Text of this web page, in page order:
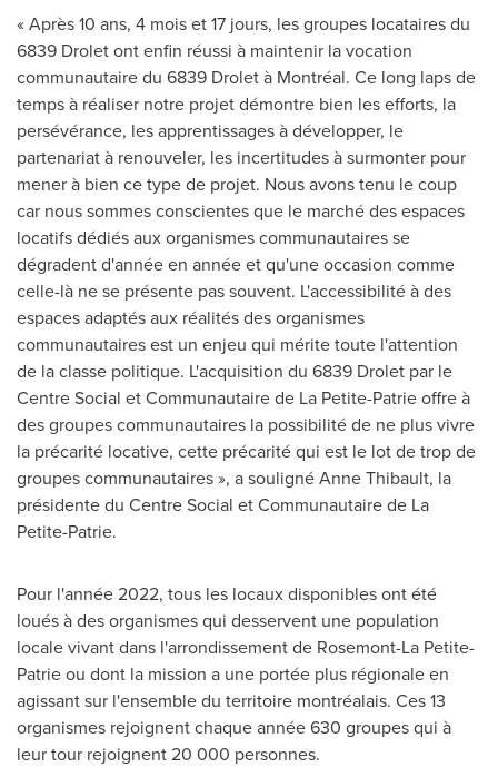
« Après 10 ans, 4 mois et 17 jours, les groupes locataires du
6839 Drolet ont enfin réussi à maintenir la vocation
communautaire du 6839 Drolet à Montréal. Ce long laps de
temps à réaliser notre projet démontre bien les efforts, la
persévérance, les apprentissages à développer, le
partenariat à renouveler, les incertitudes à surmonter pour
mener à bien ce type de projet. Nous avons tenu le coup
car nous sommes conscientes que le marché des espaces
locatifs dédiés aux organismes communautaires se
dégradent d'année en année et qu'une occasion comme
celle-là ne se présente pas souvent. L'accessibilité à des
espaces adaptés aux réalités des organismes
communautaires est un enjeu qui mérite toute l'attention
de la classe politique. L'acquisition du 6839 Drolet par le
Centre Social et Communautaire de La Petite-Patrie offre à
des groupes communautaires la possibilité de ne plus vivre
la précarité locative, cette précarité qui est le lot de trop de
groupes communautaires », a soulignéAnne Thibault, la
présidente du Centre Social et Communautaire de La
Petite-Patrie.
Pour l'année 2022, tous les locaux disponibles ont été
loués à des organismes qui desservent une population
locale vivant dans l'arrondissement de Rosemont-La Petite-
Patrieou dont la mission a une portée plus régionale en
agissant sur l'ensemble du territoire montréalais. Ces 13
organismes rejoignent chaque année 630 groupes qui à
leur tour rejoignent 20 000 personnes.